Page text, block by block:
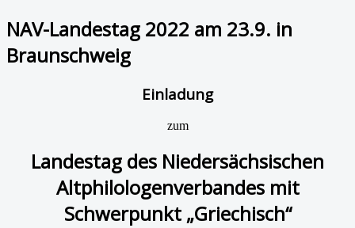
NAV-Landestag 2022 am 23.9. in
Braunschweig
Einladung
zum
Landestag des Niedersächsischen
Altphilologenverbandes mit
Schwerpunkt „Griechisch“